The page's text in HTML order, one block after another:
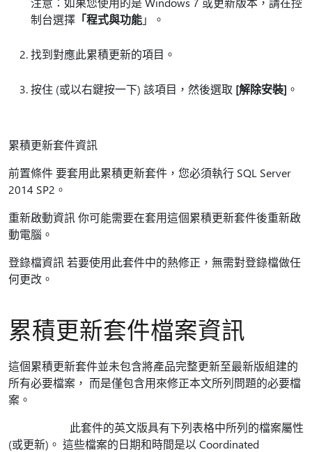
制台選擇 「程式與功能」。
找到對應此累積更新的項目。
按住 (或以右鍵按一下) 該項目，然後選取 [解除安裝] 。
累積更新套件資訊
前置條件 要套用此累積更新套件，您必須執行 SQL Server
2014 SP2。
重新啟動資訊 你可能需要在套用這個累積更新套件後重新啟
動電腦。
登錄檔資訊 若要使用此套件中的熱修正，無需對登錄檔做任
何更改。
累積更新套件檔案資訊
這個累積更新套件並未包含將產品完整更新至最新版組建的
所有必要檔案， 而是僅包含用來修正本文所列問題的必要檔
案。
此套件的英文版具有下列表格中所列的檔案屬性
(或更新)。 這些檔案的日期和時間是以 Coordinated